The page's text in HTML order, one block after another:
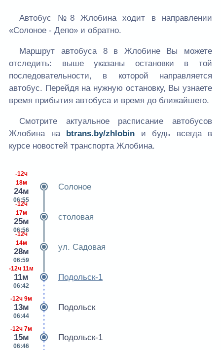
Автобус №8 Жлобина ходит в направлении
«Солоное - Депо» и обратно.
Маршрут автобуса 8 в Жлобине Вы можете
отследить: выше указаны остановки в той
последовательности, в которой направляется
автобус. Перейдя на нужную остановку, Вы узнаете
время прибытия автобуса и время до ближайшего.
Смотрите актуальное расписание автобусов
Жлобина на btrans.by/zhlobin и будь всегда в
курсе новостей транспорта Жлобина.
-12ч
18м
24м
06:55
Солоное
-12ч
17м
25м
06:56
столовая
-12ч
14м
28м
06:59
ул. Садовая
-12ч 11м
11м
06:42
Подольск-1
-12ч 9м
13м
06:44
Подольск
-12ч 7м
15м
06:46
Подольск-1